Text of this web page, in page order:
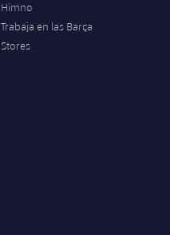
Himno
Trabaja en las Barça
Stores